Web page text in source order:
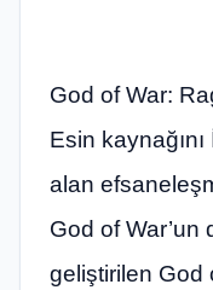
God of War:
Esin
alan
God of
geliştirilen God